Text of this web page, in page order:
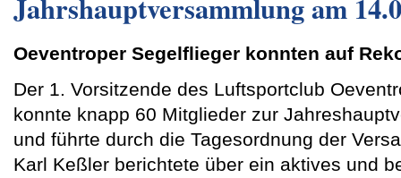
Oeventroper Segelflieger konnten auf
Der 1. Vorsitzende des Luftsportclub
konnte knapp 60 Mitglieder zur
und führte durch die Tagesordnung der
Karl Keßler berichtete über ein aktives und